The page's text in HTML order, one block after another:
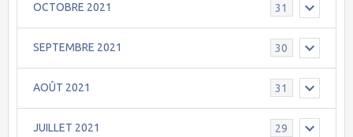
OCTOBRE 2021 31
SEPTEMBRE 2021 30
AOÛT 2021 31
JUILLET 2021 29